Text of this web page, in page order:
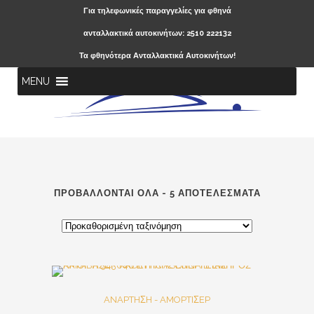
Για τηλεφωνικές παραγγελίες για φθηνά
ανταλλακτικά αυτοκινήτων: 2510 222132
Τα φθηνότερα Ανταλλακτικά Αυτοκινήτων!
MENU
ΠΡΟΒΆΛΛΟΝΤΑΙ ΌΛΑ - 5 ΑΠΟΤΕΛΈΣΜΑΤΑ
Out Of Stock
ANAPTHΣH - AMOPTIΣEP